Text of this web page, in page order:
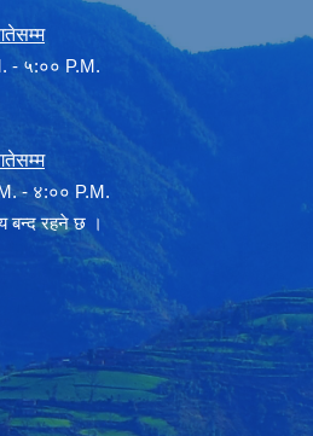
- ५:०० P.M.
- ४:०० P.M.
बन्द रहने छ ।